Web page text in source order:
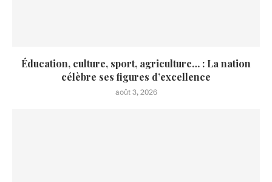
Éducation, culture, sport, agriculture… : La nation
célèbre ses figures d’excellence
août 3, 2026